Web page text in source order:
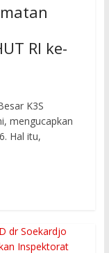
RI ke-
K3S
mengucapkan
Hal itu,